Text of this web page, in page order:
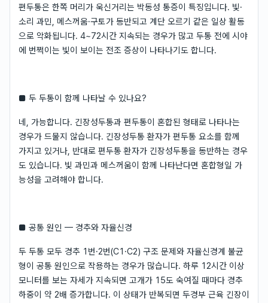
편두통은 한쪽 머리가 욱신거리는 박동성 통증이 특징입니다. 빛·
소리 과민, 메스꺼움·구토가 동반되고 계단 오르기 같은 일상 활동
으로 악화됩니다. 4~72시간 지속되는 경우가 많고 두통 전에 시야
에 번쩍이는 빛이 보이는 전조 증상이 나타나기도 합니다.
■ 두 두통이 함께 나타날 수 있나요?
네, 가능합니다. 긴장성두통과 편두통이 혼합된 형태로 나타나는
경우가 드물지 않습니다. 긴장성두통 환자가 편두통 요소를 함께
가지고 있거나, 반대로 편두통 환자가 긴장성두통을 동반하는 경우
도 있습니다. 빛 과민과 메스꺼움이 함께 나타난다면 혼합형일 가
능성을 고려해야 합니다.
■ 공통 원인 — 경추와 자율신경
두 두통 모두 경추 1번·2번(C1·C2) 구조 문제와 자율신경계 불균
형이 공통 원인으로 작용하는 경우가 많습니다. 하루 12시간 이상
모니터를 보는 자세가 지속되면 고개가 15도 숙여질 때마다 경추
하중이 약 2배 증가합니다. 이 상태가 반복되면 두경부 근육 긴장이